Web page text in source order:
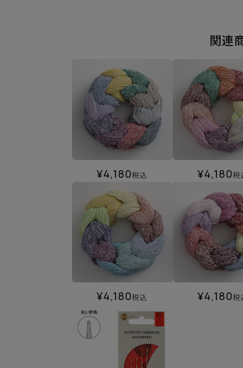
関連
¥4,180税込 ¥4,180税
¥4,180税込 ¥4,180税